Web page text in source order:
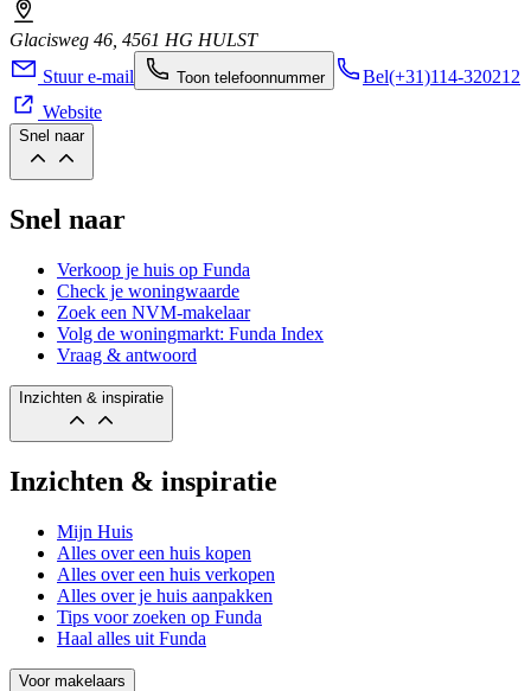
Glacisweg 46, 4561 HG HULST
Stuur e-mail
Toon telefoonnummer Bel(+31)114-320212
Website
Snel naar
Snel naar
Verkoop je huis op Funda
Check je woningwaarde
Zoek een NVM-makelaar
Volg de woningmarkt: Funda Index
Vraag & antwoord
Inzichten & inspiratie
Inzichten & inspiratie
Mijn Huis
Alles over een huis kopen
Alles over een huis verkopen
Alles over je huis aanpakken
Tips voor zoeken op Funda
Haal alles uit Funda
Voor makelaars